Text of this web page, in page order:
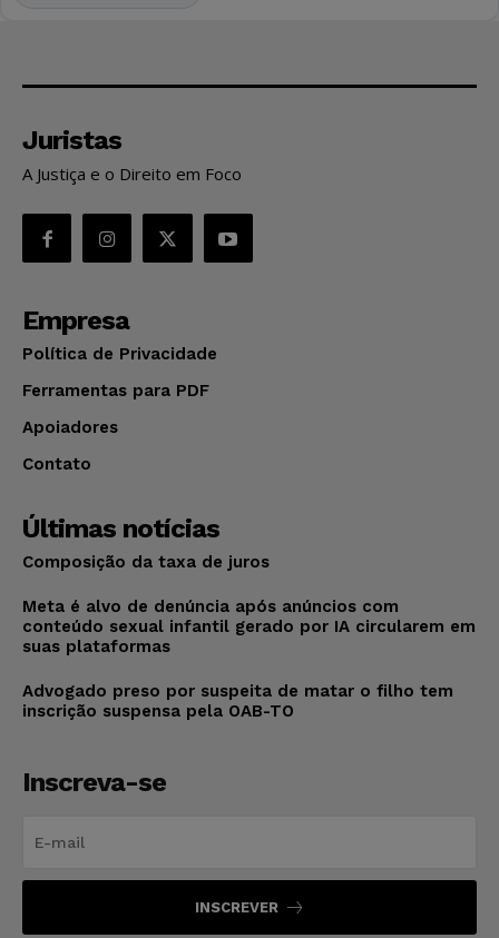
Juristas
A Justiça e o Direito em Foco
Empresa
Política de Privacidade
Ferramentas para PDF
Apoiadores
Contato
Últimas notícias
Composição da taxa de juros
Meta é alvo de denúncia após anúncios com
conteúdo sexual infantil gerado por IA circularem em
suas plataformas
Advogado preso por suspeita de matar o filho tem
inscrição suspensa pela OAB-TO
Inscreva-se
INSCREVER